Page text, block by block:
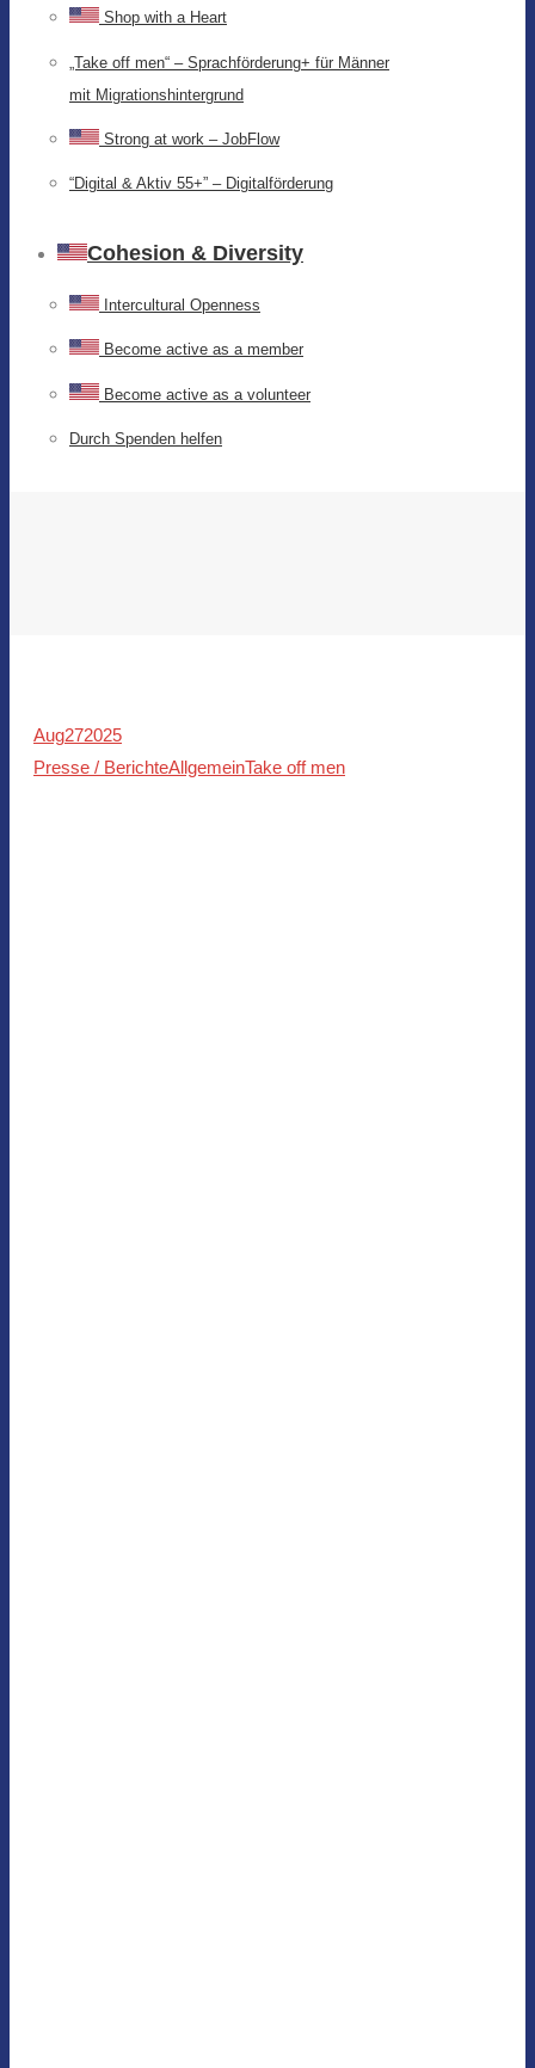
Shop with a Heart
„Take off men“ – Sprachförderung+ für Männer
mit Migrationshintergrund
Strong at work – JobFlow
“Digital & Aktiv 55+” – Digitalförderung
Cohesion & Diversity
Intercultural Openness
Become active as a member
Become active as a volunteer
Durch Spenden helfen
Aug272025
Presse / BerichteAllgemeinTake off men